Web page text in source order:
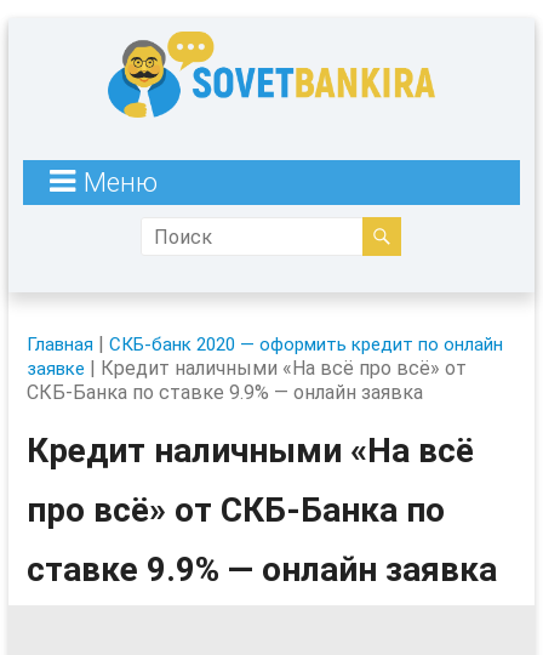
Меню
Главная
СКБ-банк 2020 — оформить кредит по онлайн
заявке
Кредит наличными «На всё про всё» от
СКБ-Банка по ставке 9.9% — онлайн заявка
Кредит наличными «На всё
про всё» от СКБ-Банка по
ставке 9.9% — онлайн заявка